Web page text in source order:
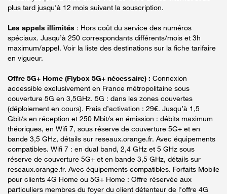
plus tard jusqu'à 12 mois suivant la souscription.
Les appels illimités : Hors coût du service des numéros
spéciaux. Jusqu’à 250 correspondants différents/mois et 3h
maximum/appel. Voir la liste des destinations sur la fiche tarifaire
en vigueur.
Offre 5G+ Home (Flybox 5G+ nécessaire) : Connexion
accessible exclusivement en France métropolitaine sous
couverture 5G en 3,5GHz. 5G : dans les zones couvertes
(déploiement en cours). Frais d’activation : 29€. Jusqu’à 1,5
Gbit/s en réception et 250 Mbit/s en émission : débits maximum
théoriques, en Wifi 7, sous réserve de couverture 5G+ et en
bande 3,5 GHz, détails sur reseaux.orange.fr. Avec équipements
compatibles. Wifi 7 : en dual band, 2,4 GHz et 5 GHz sous
réserve de couverture 5G+ et en bande 3,5 GHz, détails sur
reseaux.orange.fr. Avec équipements compatibles. Forfaits Mobile
pour clients 4G Home ou 5G+ Home : Offre réservée aux
particuliers membres du foyer du client détenteur de l'offre 4G